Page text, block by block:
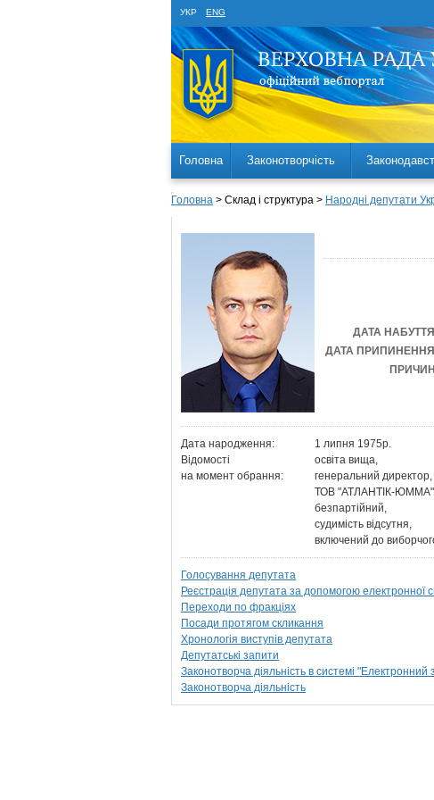
УКР ENG
Головна Законотворчість
Головна > Склад і структура > Народні депутати
ДАТА
ДАТА
Дата народження:
1 липня 1975р.
Відомості
на момент обрання:
освіта вища,
генеральний директор,
ТОВ "АТЛАНТІК-
безпартійний,
судимість відсутня,
включений до
Голосування депутата
Реєстрація депутата за допомогою електронної
Переходи по фракціях
Посади протягом скликання
Хронологія виступів депутата
Депутатські запити
Законотворча діяльність в системі "Електронний
Законотворча діяльність